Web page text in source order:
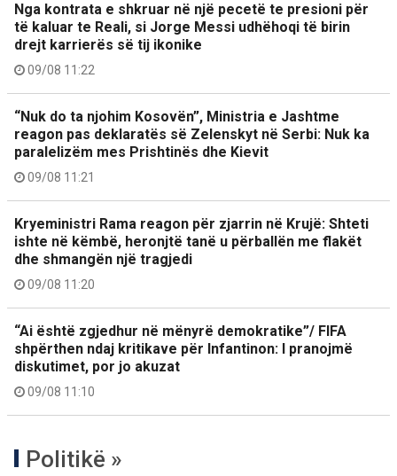
Nga kontrata e shkruar në një pecetë te presioni për
të kaluar te Reali, si Jorge Messi udhëhoqi të birin
drejt karrierës së tij ikonike
09/08 11:22
“Nuk do ta njohim Kosovën”, Ministria e Jashtme
reagon pas deklaratës së Zelenskyt në Serbi: Nuk ka
paralelizëm mes Prishtinës dhe Kievit
09/08 11:21
Kryeministri Rama reagon për zjarrin në Krujë: Shteti
ishte në këmbë, heronjtë tanë u përballën me flakët
dhe shmangën një tragjedi
09/08 11:20
“Ai është zgjedhur në mënyrë demokratike”/ FIFA
shpërthen ndaj kritikave për Infantinon: I pranojmë
diskutimet, por jo akuzat
09/08 11:10
Politikë »